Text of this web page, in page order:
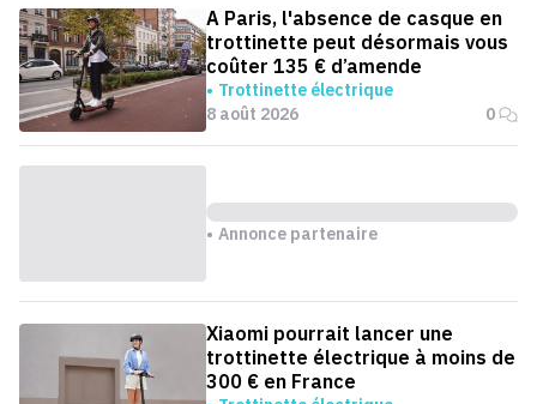
A Paris, l'absence de casque en
trottinette peut désormais vous
coûter 135 € d’amende
Trottinette électrique
8 août 2026
0
Annonce partenaire
Xiaomi pourrait lancer une
trottinette électrique à moins de
300 € en France